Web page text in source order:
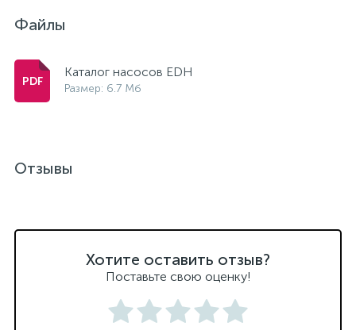
Файлы
Каталог насосов EDH
Размер: 6.7 Мб
Отзывы
Хотите оставить отзыв?
Поставьте свою оценку!